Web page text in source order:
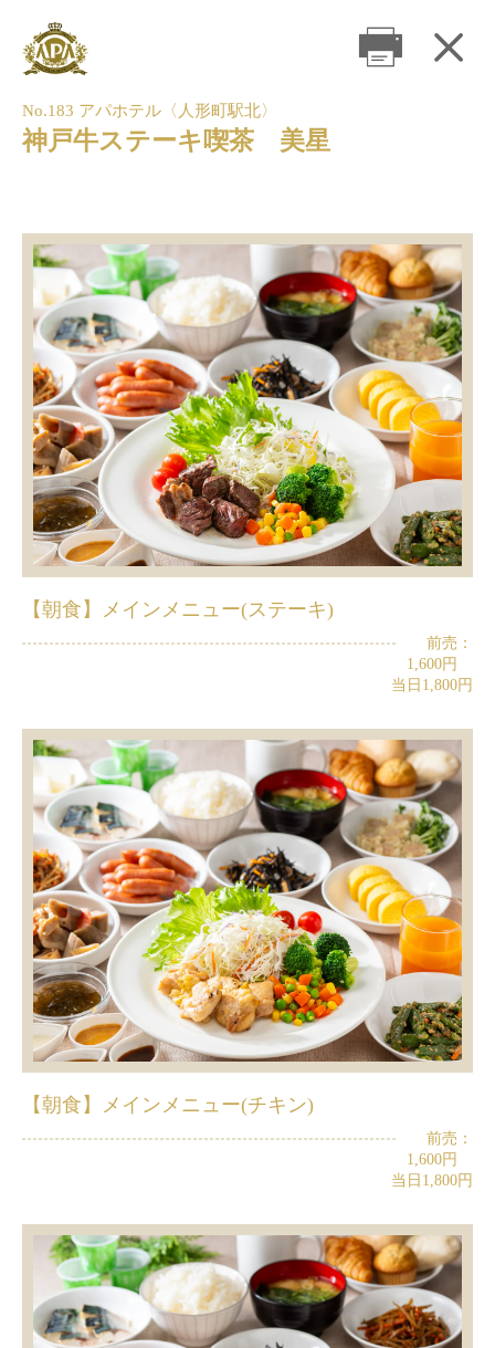
No.183 アパホテル〈人形町駅北〉
神戸牛ステーキ喫茶 美星
【朝食】メインメニュー(ステーキ)
前売：
1,600円
当日1,800円
【朝食】メインメニュー(チキン)
前売：
1,600円
当日1,800円